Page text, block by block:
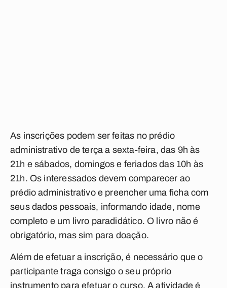
As inscrições podem ser feitas no prédio
administrativo de terça a sexta-feira, das 9h às
21h e sábados, domingos e feriados das 10h às
21h. Os interessados devem comparecer ao
prédio administrativo e preencher uma ficha com
seus dados pessoais, informando idade, nome
completo e um livro paradidático. O livro não é
obrigatório, mas sim para doação.
Além de efetuar a inscrição, é necessário que o
participante traga consigo o seu próprio
instrumento para efetuar o curso. A atividade é